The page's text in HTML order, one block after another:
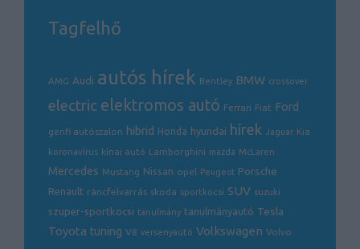
Tagfelhő
AMG Audi autós hírek Bentley BMW crossover
electric elektromos autó Ferrari Fiat Ford
genfi autószalon hibrid Honda hyundai hírek Jaguar Kia
koronavírus kínai autó Lamborghini mazda McLaren
Mercedes Mustang Nissan opel Peugeot Porsche
Renault ráncfelvarrás skoda sportkocsi SUV suzuki
szuper-sportkocsi tanulmány tanulmányautó Tesla
Toyota tuning V8 versenyautó Volkswagen Volvo